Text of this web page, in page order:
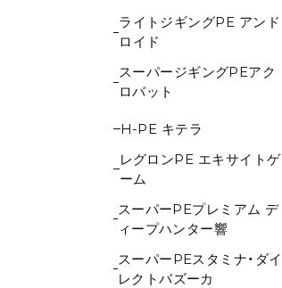
ライトジギングPE アンド
ロイド
スーパージギングPEアク
ロバット
H-PE キテラ
レグロンPE エキサイトゲ
ーム
スーパーPEプレミアム デ
ィープハンター響
スーパーPEスタミナ・ダイ
レクトバズーカ